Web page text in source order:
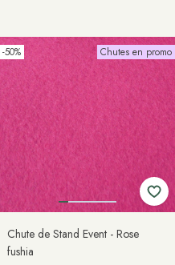
-50% Chutes en promo
Chute de Stand Event - Rose
fushia